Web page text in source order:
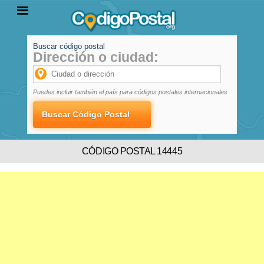
PROVINCIAS
LOCALIDADES
Buscar código postal
Dirección o ciudad:
Puedes incluir también el país para códigos postales internacionales
CÓDIGO POSTAL 14445